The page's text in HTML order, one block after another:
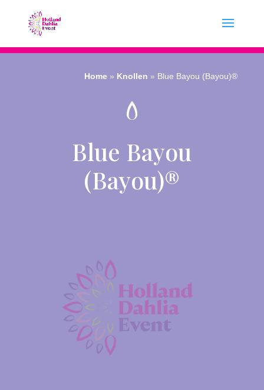
Home » Knollen » Blue Bayou (Bayou)®
Blue Bayou
(Bayou)®